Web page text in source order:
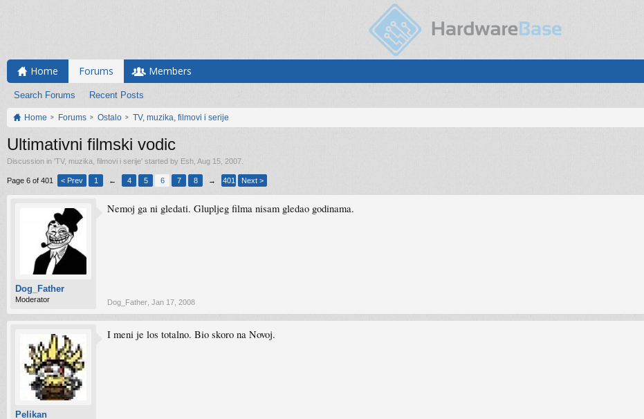
Home Forums
Search Forums Recent Posts
Members
Home Forums Ostalo TV, muzika, filmovi i serije
Ultimativni filmski vodic
Discussion in 'TV, muzika, filmovi i serije' started by Esh Aug 15, 2007
Page 6 of 401 < Prev 1 ← 4 5 6 7 8 → 401 Next >
Dog_Father
Moderator
Nemoj ga ni gledati. Glupljeg filma nisam gledao godinama.
Dog_Father Jan 17, 2008
Pelikan
I meni je los totalno. Bio skoro na Novoj.